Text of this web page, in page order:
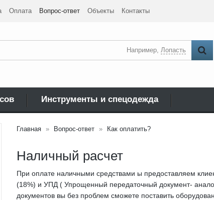
Оплата Вопрос-ответ Объекты Контакты
Например, Лопасть
Инструменты и спецодежда
Главная Вопрос-ответ Как оплатить?
Наличный расчет
При оплате наличными средствами ы предоставляем
(18%) и УПД ( Упрощенный передаточный документ-
документов вы без проблем сможете поставить